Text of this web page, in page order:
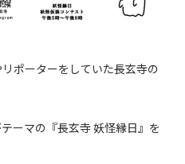
ポーターをしていた長玄寺の
ーマの『長玄寺 妖怪縁日』を